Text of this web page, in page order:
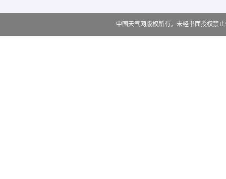
中国天气网版权所有，未经书面授权